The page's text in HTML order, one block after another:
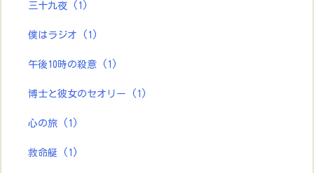
三十九夜 (1)
僕はラジオ (1)
午後10時の殺意 (1)
博士と彼女のセオリー (1)
心の旅 (1)
救命艇 (1)